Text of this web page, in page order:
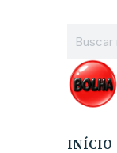
INÍCIO